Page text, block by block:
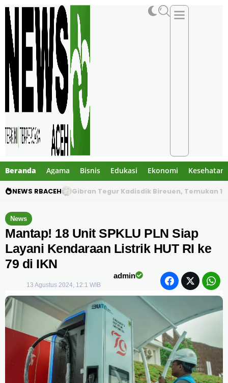
Beranda Agama Bisnis Edukasi Ekonomi Kesehatan
NEWS RBACEH PHE NSO Klarifikasi Dugaan Bau Amoniak
News
Mantap! 18 Unit SPKLU PLN Siap
Layani Kendaraan Listrik HUT RI ke
79 di IKN
admin
13 Agustus 2024, 12:1 WIB